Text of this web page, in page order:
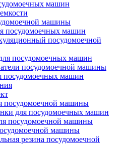
машин
машины
посудомоечных машин
посудомоечной
посудомоечных машин
посудомоечной машины
посудомоечных машин
посудомоечной машины
для посудомоечных машин
посудомоечной машины
машины
резина посудомоечной